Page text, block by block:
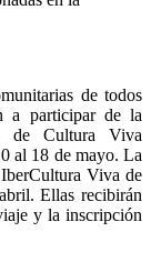
de todos
a participar de la
de Cultura Viva
al 18 de mayo. La
Viva de
Ellas recibirán
y la inscripción